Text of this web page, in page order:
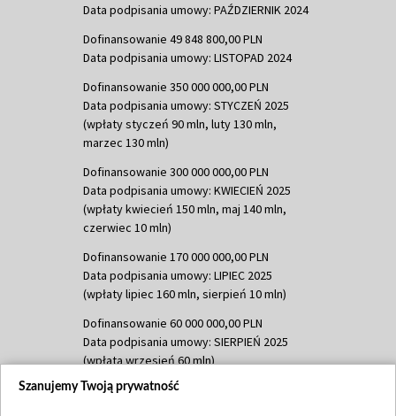
Data podpisania umowy: PAŹDZIERNIK 2024
Dofinansowanie 49 848 800,00 PLN
Data podpisania umowy: LISTOPAD 2024
Dofinansowanie 350 000 000,00 PLN
Data podpisania umowy: STYCZEŃ 2025
(wpłaty styczeń 90 mln, luty 130 mln,
marzec 130 mln)
Dofinansowanie 300 000 000,00 PLN
Data podpisania umowy: KWIECIEŃ 2025
(wpłaty kwiecień 150 mln, maj 140 mln,
czerwiec 10 mln)
Dofinansowanie 170 000 000,00 PLN
Data podpisania umowy: LIPIEC 2025
(wpłaty lipiec 160 mln, sierpień 10 mln)
Dofinansowanie 60 000 000,00 PLN
Data podpisania umowy: SIERPIEŃ 2025
(wpłata wrzesień 60 mln)
Dofinansowanie 635 783 051,21 PLN
Szanujemy Twoją prywatność